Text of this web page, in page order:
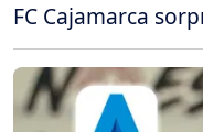
FC Cajamarca